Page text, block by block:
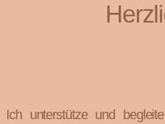
Ich unterstütze und